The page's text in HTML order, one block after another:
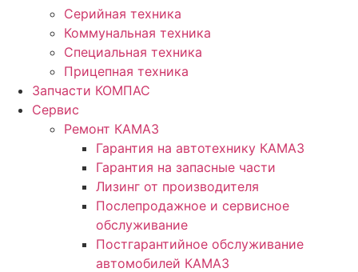
Серийная техника
Коммунальная техника
Специальная техника
Прицепная техника
Запчасти КОМПАС
Сервис
Ремонт КАМАЗ
Гарантия на автотехнику КАМАЗ
Гарантия на запасные части
Лизинг от производителя
Послепродажное и сервисное
обслуживание
Постгарантийное обслуживание
автомобилей КАМАЗ